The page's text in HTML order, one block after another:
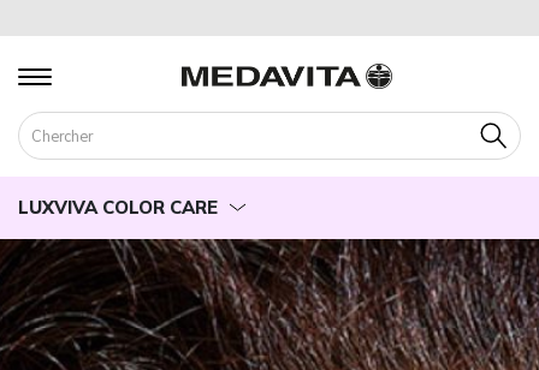
LUXVIVA COLOR CARE
PROPRIÉTÉ
FORMULATION